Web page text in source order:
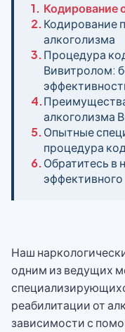
1. Кодирование
2.Кодирование
алкоголизма
3.Процедура
Вивитролом:
4.
алкоголизма
5.Опытные
процедура
6.Обратитесь в
эффективного
Наш
одним из ведущих
реабилитации от
зависимости с